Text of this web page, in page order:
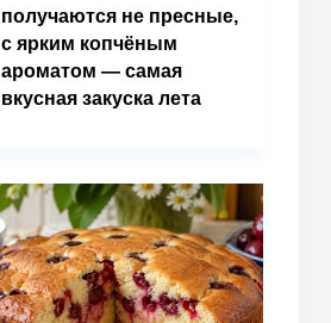
получаются не пресные,
с ярким копчёным
ароматом — самая
вкусная закуска лета